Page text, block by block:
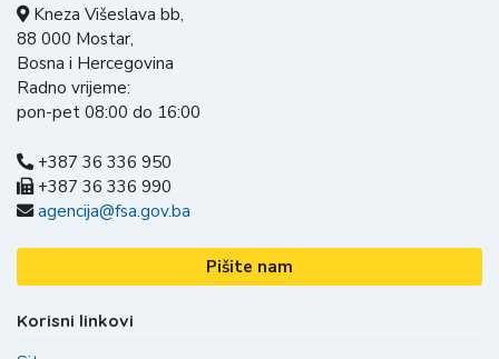
Kneza Višeslava bb,
88 000 Mostar,
Bosna i Hercegovina
Radno vrijeme:
pon-pet 08:00 do 16:00
+387 36 336 950
+387 36 336 990
agencija@fsa.gov.ba
Pišite nam
Korisni linkovi